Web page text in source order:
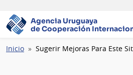
Agencia Uruguaya
de Cooperación
Ruta
Inicio Sugerir Mejoras Para Este